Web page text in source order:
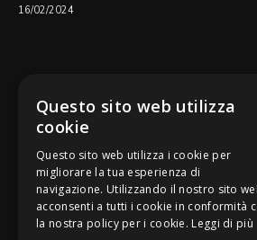
16/02/2024
Be Bankers è ideato da
Questo sito web utilizza
cookie
Questo sito web utilizza i cookie per
migliorare la tua esperienza di
navigazione. Utilizzando il nostro sito
acconsenti a tutti i cookie in conformità
la nostra policy per i cookie. Leggi di più